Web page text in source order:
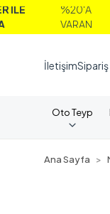
%20'A
İletişim
Oto Teyp
Ana Sayfa